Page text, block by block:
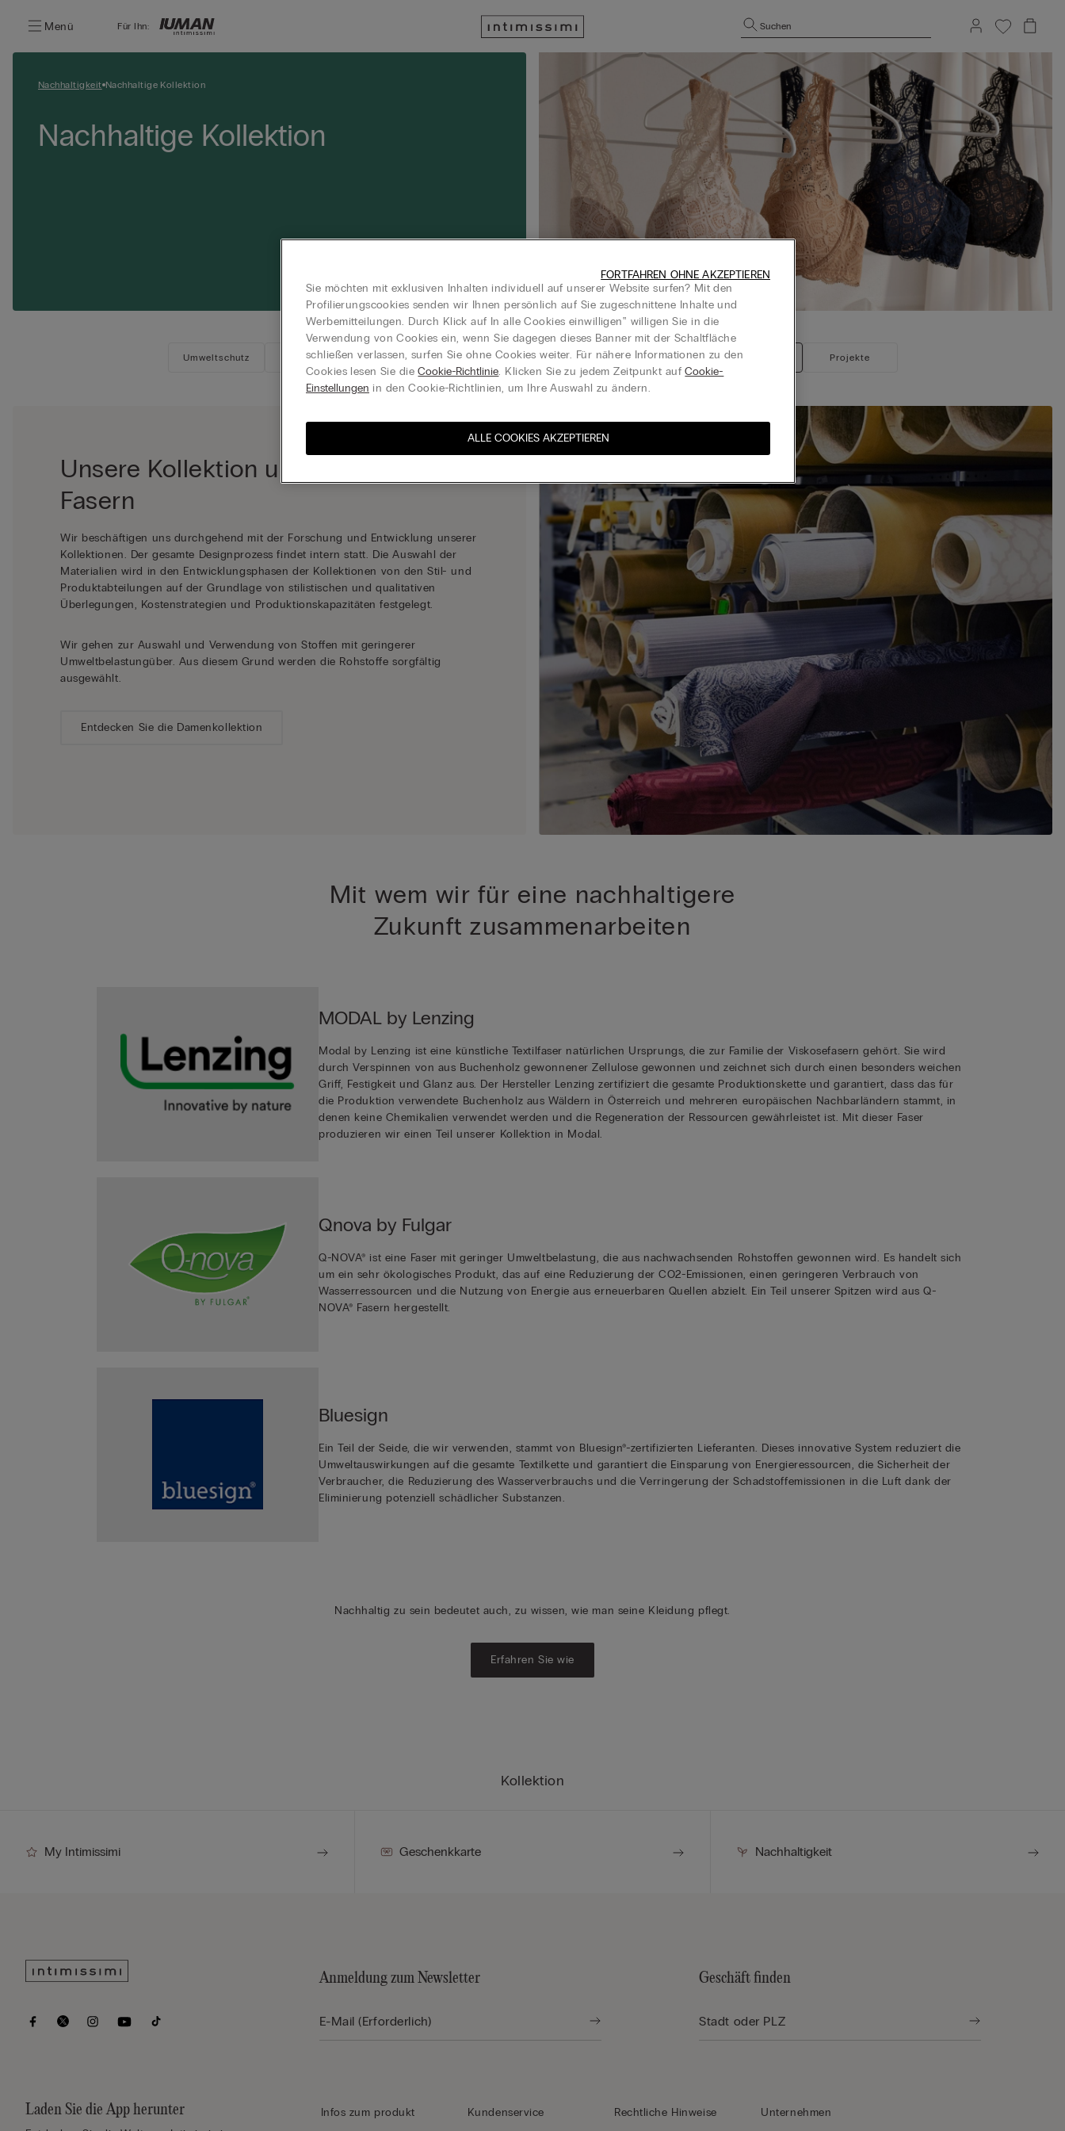
Menü Für Ihn: Suchen
Kollektion
Nachhaltigkeit Nachhaltige Kollektion
Nachhaltige Kollektion
Umweltschutz Menschen Produktionskette Unsere Ziele Verpackung Nachhaltige Kollektion Projekte
Unsere Kollektion und nachhaltige
Fasern
Wir beschäftigen uns durchgehend mit der Forschung und Entwicklung unserer
Kollektionen. Der gesamte Designprozess findet intern statt. Die Auswahl der
Materialien wird in den Entwicklungsphasen der Kollektionen von den Stil- und
Produktabteilungen auf der Grundlage von stilistischen und qualitativen
Überlegungen, Kostenstrategien und Produktionskapazitäten festgelegt.
Wir gehen zur Auswahl und Verwendung von Stoffen mit geringerer
Umweltbelastungüber. Aus diesem Grund werden die Rohstoffe sorgfältig
ausgewählt.
Entdecken Sie die Damenkollektion
Mit wem wir für eine nachhaltigere
Zukunft zusammenarbeiten
MODAL by Lenzing
Modal by Lenzing ist eine künstliche Textilfaser natürlichen Ursprungs, die zur Familie der Viskosefasern gehört. Sie wird
durch Verspinnen von aus Buchenholz gewonnener Zellulose gewonnen und zeichnet sich durch einen besonders weichen
Griff, Festigkeit und Glanz aus. Der Hersteller Lenzing zertifiziert die gesamte Produktionskette und garantiert, dass das für
die Produktion verwendete Buchenholz aus Wäldern in Österreich und mehreren europäischen Nachbarländern stammt, in
denen keine Chemikalien verwendet werden und die Regeneration der Ressourcen gewährleistet ist. Mit dieser Faser
produzieren wir einen Teil unserer Kollektion in Modal.
Qnova by Fulgar
Q-NOVA® ist eine Faser mit geringer Umweltbelastung, die aus nachwachsenden Rohstoffen gewonnen wird. Es handelt sich
um ein sehr ökologisches Produkt, das auf eine Reduzierung der CO2-Emissionen, einen geringeren Verbrauch von
Wasserressourcen und die Nutzung von Energie aus erneuerbaren Quellen abzielt. Ein Teil unserer Spitzen wird aus Q-
NOVA® Fasern hergestellt.
Bluesign
Ein Teil der Seide, die wir verwenden, stammt von Bluesign®-zertifizierten Lieferanten. Dieses innovative System reduziert die
Umweltauswirkungen auf die gesamte Textilkette und garantiert die Einsparung von Energieressourcen, die Sicherheit der
Verbraucher, die Reduzierung des Wasserverbrauchs und die Verringerung der Schadstoffemissionen in die Luft dank der
Eliminierung potenziell schädlicher Substanzen.
Nachhaltig zu sein bedeutet auch, zu wissen, wie man seine Kleidung pflegt.
Erfahren Sie wie
My Intimissimi Geschenkkarte Nachhaltigkeit
Laden Sie die App herunter
Anmeldung zum Newsletter Geschäft finden
Infos zum produkt Kundenservice Rechtliche Hinweise Unternehmen
Sie möchten mit exklusiven Inhalten individuell auf unserer Website surfen? Mit den
Profilierungscookies senden wir Ihnen persönlich auf Sie zugeschnittene Inhalte und
Werbemitteilungen. Durch Klick auf In alle Cookies einwilligen‟ willigen Sie in die
Verwendung von Cookies ein, wenn Sie dagegen dieses Banner mit der Schaltfläche
schließen verlassen, surfen Sie ohne Cookies weiter. Für nähere Informationen zu den
Cookies lesen Sie dieCookie-Richtlinie. Klicken Sie zu jedem Zeitpunkt aufCookie-
Einstellungen in den Cookie-Richtlinien, um Ihre Auswahl zu ändern.
ALLE COOKIES AKZEPTIEREN
FORTFAHREN OHNE AKZEPTIEREN